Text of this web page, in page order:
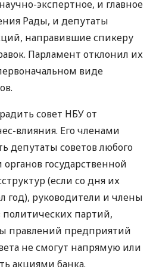
экспертное, и главное
Рады, и депутаты
направившие спикеру
Парламент отклонил их
виде
совет НБУ от
влияния. Его членами
депутаты советов любого
государственной
(если со дня их
год), руководители и члены
партий,
правлений предприятий
не смогут напрямую или
акциями банка.